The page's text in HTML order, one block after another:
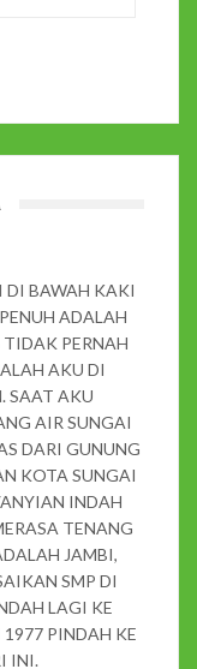
DI BAWAH KAKI
ADALAH
PERNAH
AKU DI
SAAT AKU
AIR SUNGAI
DARI GUNUNG
KOTA SUNGAI
INDAH
TENANG
JAMBI,
SMP DI
LAGI KE
1977 PINDAH KE
INI.